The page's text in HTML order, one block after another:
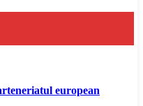
european